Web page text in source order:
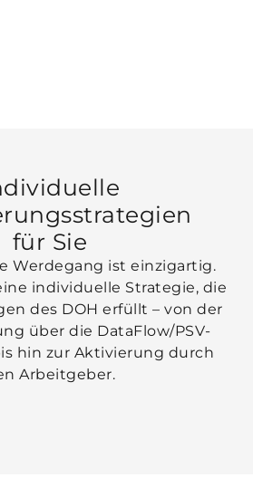
für Sie
Werdegang ist einzigartig.
individuelle Strategie, die
des DOH erfüllt – von der
über die DataFlow/PSV-
hin zur Aktivierung durch
Arbeitgeber.